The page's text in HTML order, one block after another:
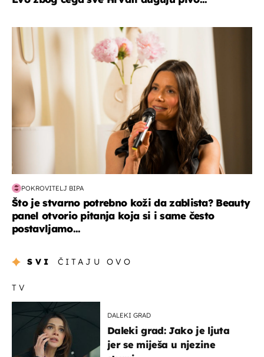
moda & ljepota
POKROVITELJ BIPA
Što je stvarno potrebno koži da zablista? Beauty
panel otvorio pitanja koja si i same često
postavljamo...
SVI ČITAJU OVO
TV
DALEKI GRAD
Daleki grad: Jako je ljuta
jer se miješa u njezine